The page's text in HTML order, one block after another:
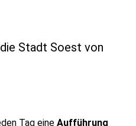
Stadt Soest von
Tag eine Aufführung